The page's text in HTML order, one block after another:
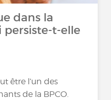
dans la
persiste-t-elle
être l’un des
de la BPCO.